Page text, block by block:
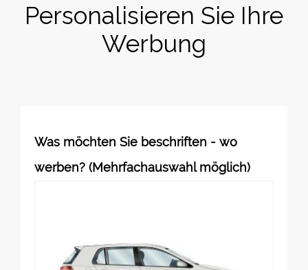
Personalisieren Sie Ihre
Werbung
Was möchten Sie beschriften - wo
werben? (Mehrfachauswahl möglich)